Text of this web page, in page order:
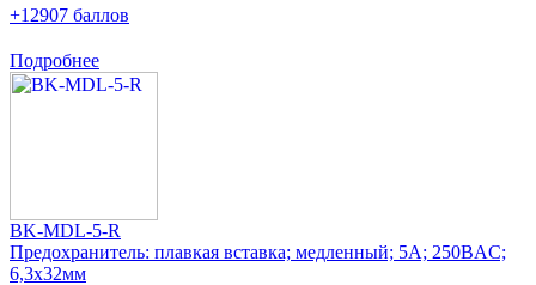
+12907 баллов
Подробнее
BK-MDL-5-R
Предохранитель: плавкая вставка; медленный; 5А; 250ВAC;
6,3x32мм